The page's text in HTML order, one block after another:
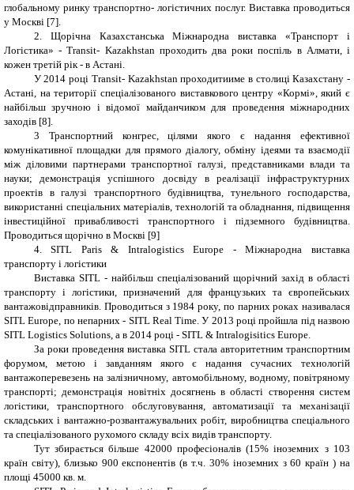
глобальному ринку транспортно- логістичних послуг. Виставка проводиться
у Москві [7].
2. Щорічна Казахстанська Міжнародна виставка «Транспорт і
Логістика» - Transit- Kazakhstan проходить два роки поспіль в Алмати, і
кожен третій рік - в Астані.
У 2014 році Transit- Kazakhstan проходитииме в столиці Казахстану -
Астані, на території спеціалізованого виставкового центру «Кормі», який є
найбільш зручною і відомої майданчиком для проведення міжнародних
заходів [8].
3 Транспортний конгрес, цілями якого є надання ефективної
комунікативної площадки для прямого діалогу, обміну ідеями та взаємодії
між діловими партнерами транспортної галузі, представниками влади та
науки; демонстрація успішного досвіду в реалізації інфраструктурних
проектів в галузі транспортного будівництва, тунельного господарства,
використанні спеціальних матеріалів, технологій та обладнання, підвищення
інвестиційної привабливості транспортного і підземного будівництва.
Проводиться щорічно в Москві [9]
4. SITL Paris & Intralogistics Europe - Міжнародна виставка
транспорту і логістики
Виставка SITL - найбільш спеціалізований щорічний захід в області
транспорту і логістики, призначений для французьких та європейських
вантажовідправників. Проводиться з 1984 року, по парних роках називалася
SITL Europe, по непарних - SITL Real Time. У 2013 році пройшла під назвою
SITL Logistics Solutions, а в 2014 році - SITL & Intralogisitics Europe.
За роки проведення виставка SITL стала авторитетним транспортним
форумом, метою і завданням якого є надання сучасних технологій
вантажоперевезень на залізничному, автомобільному, водному, повітряному
транспорті; демонстрація новітніх досягнень в області створення систем
логістики, транспортного обслуговування, автоматизації та механізації
складських і вантажно-розвантажувальних робіт, виробництва спеціального
та спеціалізованого рухомого складу всіх видів транспорту.
Тут збирається більше 42000 професіоналів (15% іноземних з 103
країн світу), близько 900 експонентів (в т.ч. 30% іноземних з 60 країн ) на
площі 45000 кв. м.